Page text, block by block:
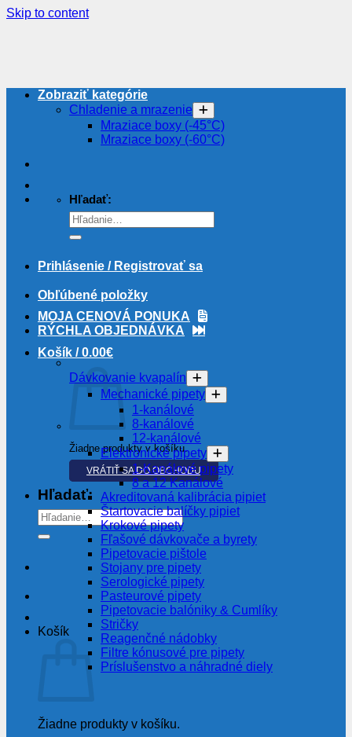
Skip to content
Hľadať:
Prihlásenie / Registrovať sa
Obľúbené položky
MOJA CENOVÁ PONUKA
RÝCHLA OBJEDNÁVKA
Košík /0.00€
Žiadne produkty v košíku.
VRÁTIŤ SA DO OBCHODU
Hľadať:
Košík
Žiadne produkty v košíku.
Zobraziť kategórie
Chladenie a mrazenie
Mraziace boxy (-45°C)
Mraziace boxy (-60°C)
Dávkovanie kvapalín
Mechanické pipety
1-kanálové
8-kanálové
12-kanálové
Elektronické pipety
1-Kanálové pipety
8 a 12 Kanálové
Akreditovaná kalibrácia pipiet
Štartovacie balíčky pipiet
Krokové pipety
Fľašové dávkovače a byrety
Pipetovacie pištole
Stojany pre pipety
Serologické pipety
Pasteurové pipety
Pipetovacie balóniky & Cumlíky
Stričky
Reagenčné nádobky
Filtre kónusové pre pipety
Príslušenstvo a náhradné diely